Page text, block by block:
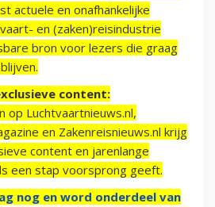
actuele en onafhankelijke
en (zaken)reisindustrie
bron voor lezers die graag
content:
op Luchtvaartnieuws.nl,
en Zakenreisnieuws.nl krijg
content en jarenlange
een stap voorsprong geeft.
nog en word onderdeel van